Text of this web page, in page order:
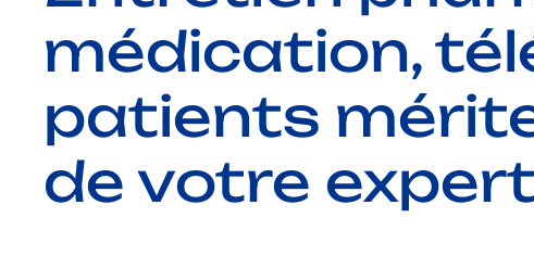
médication,
patients
de votre